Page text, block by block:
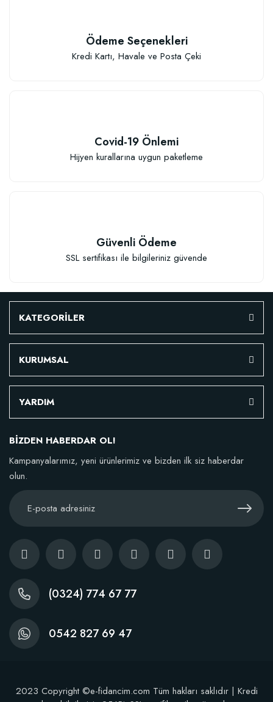
Sepete Ekle
52,18 TL
BestSol Sıvı Solucan Gübresi 1 Litre
146,77 TL
Ödeme Seçenekleri
Kredi Kartı, Havale ve Posta Çeki
Covid-19 Önlemi
Hijyen kurallarına uygun paketleme
Güvenli Ödeme
SSL sertifikası ile bilgileriniz güvende
KATEGORİLER
KURUMSAL
YARDIM
BİZDEN HABERDAR OL!
Kampanyalarımız, yeni ürünlerimiz ve bizden ilk siz haberdar
olun.
(0324) 774 67 77
0542 827 69 47
2023 Copyright ©e-fidancim.com Tüm hakları saklıdır | Kredi